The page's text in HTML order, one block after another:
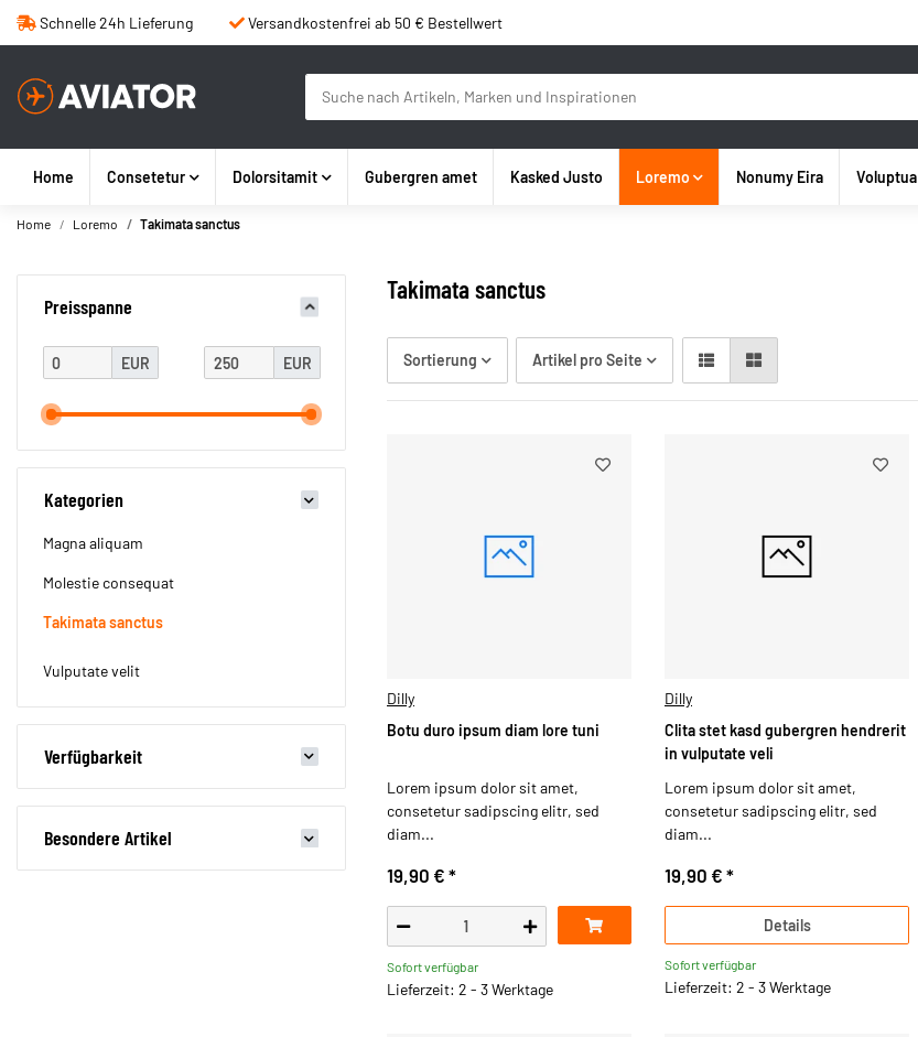
Schnelle 24h Lieferung Versandkostenfrei ab 50 € Bestellwert
Consetetur Dolorsitamit Gubergren amet Kasked Justo Loremo Nonumy Eira Voluptua
Home
Home Loremo Takimata sanctus
Takimata sanctus
Sortierung Artikel pro Seite
Dilly
Botu duro ipsum diam lore tuni
Lorem ipsum dolor sit amet,
consetetur sadipscing elitr, sed
diam...
19,90 € *
Sofort verfügbar
Lieferzeit: 2 - 3 Werktage
Dilly
Clita stet kasd gubergren hendrerit
in vulputate veli
Lorem ipsum dolor sit amet,
consetetur sadipscing elitr, sed
diam...
19,90 € *
Details
Sofort verfügbar
Lieferzeit: 2 - 3 Werktage
Preisspanne
EUR EUR
Kategorien
Magna aliquam
Molestie consequat
Takimata sanctus
Vulputate velit
Verfügbarkeit
Besondere Artikel